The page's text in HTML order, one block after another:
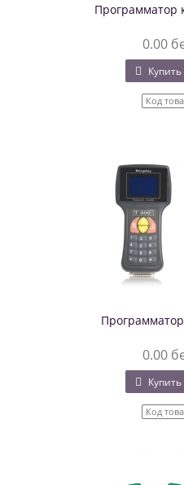
Программатор
0.00
Купить
Код
0.00
Купить
Код